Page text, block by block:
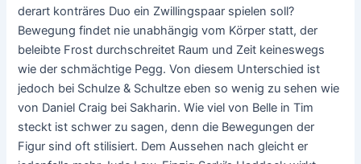
derart konträres Duo ein Zwillingspaar spielen soll?
Bewegung findet nie unabhängig vom Körper statt, der
beleibte Frost durchschreitet Raum und Zeit keineswegs
wie der schmächtige Pegg. Von diesem Unterschied ist
jedoch bei Schulze & Schultze eben so wenig zu sehen wie
von Daniel Craig bei Sakharin. Wie viel von Belle in Tim
steckt ist schwer zu sagen, denn die Bewegungen der
Figur sind oft stilisiert. Dem Aussehen nach gleicht er